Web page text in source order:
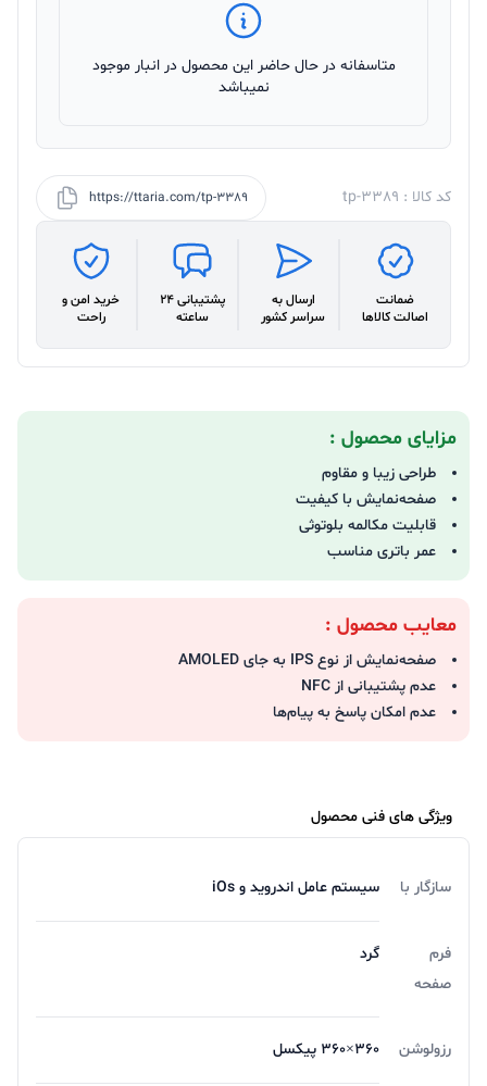
متاسفانه در حال حاضر این محصول در انبار موجود
نمیباشد
کد کالا : tp-3389 https://ttaria.com/tp-3389
ضمانت
اصالت کالاها
ارسال به
سراسر کشور
پشتیبانی 24
ساعته
خرید امن و
راحت
مزایای محصول :
طراحی زیبا و مقاوم
صفحه‌نمایش با کیفیت
قابلیت مکالمه بلوتوثی
عمر باتری مناسب
معایب محصول :
صفحه‌نمایش از نوع IPS به جای AMOLED
عدم پشتیبانی از NFC
عدم امکان پاسخ به پیام‌ها
ویژگی های فنی محصول
سازگار با سیستم عامل اندروید و iOs
فرم
صفحه
گرد
رزولوشن 360×360 پیکسل